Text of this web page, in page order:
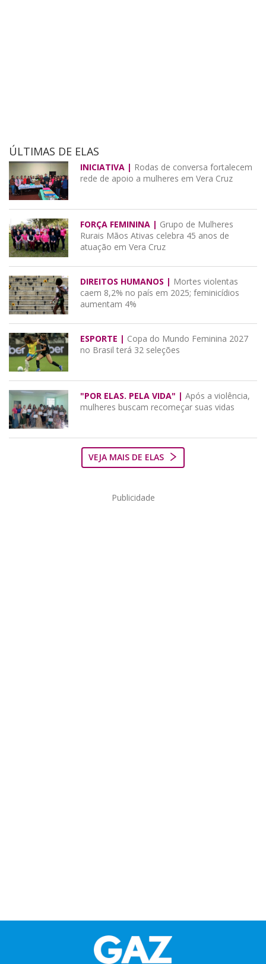
ÚLTIMAS DE ELAS
INICIATIVA | Rodas de conversa fortalecem
rede de apoio a mulheres em Vera Cruz
FORÇA FEMININA | Grupo de Mulheres
Rurais Mãos Ativas celebra 45 anos de
atuação em Vera Cruz
DIREITOS HUMANOS | Mortes violentas
caem 8,2% no país em 2025; feminicídios
aumentam 4%
ESPORTE | Copa do Mundo Feminina 2027
no Brasil terá 32 seleções
"POR ELAS. PELA VIDA" | Após a violência,
mulheres buscam recomeçar suas vidas
VEJA MAIS DE ELAS
Publicidade